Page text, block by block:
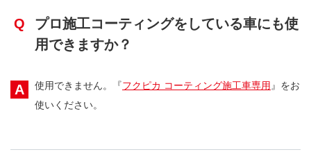
Q
プロ施工コーティングをしている車にも使
用できますか？
A 使用できません。『フクピカ コーティング施工車専用 』をお
使いください。